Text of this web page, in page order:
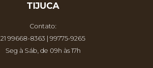
TIJUCA
Contato:
21 99668-8363 | 99775-9265
Seg à Sáb, de 09h às 17h